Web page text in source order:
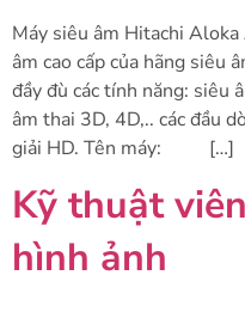
Máy siêu âm Hitachi
âm cao cấp của hãng siêu
đầy đù các tính năng: siêu
âm thai 3D, 4D,.. các đầu
giải HD. Tên máy: […]
Kỹ thuật
hình ảnh